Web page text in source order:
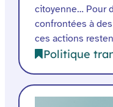
citoyenne… Pour
confrontées à
ces actions
Politique